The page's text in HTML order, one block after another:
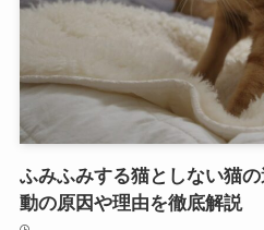
ふみふみする猫としない猫
動の原因や理由を徹底解説